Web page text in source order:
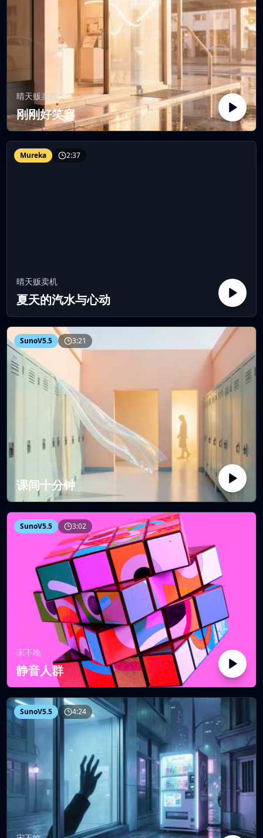
晴天贩卖机
刚刚好笑容
Mureka 2:37
晴天贩卖机
夏天的汽水与心动
SunoV5.5 3:21
晴天贩卖机
课间十分钟
SunoV5.5 3:02
宋不晚
静音人群
SunoV5.5 4:24